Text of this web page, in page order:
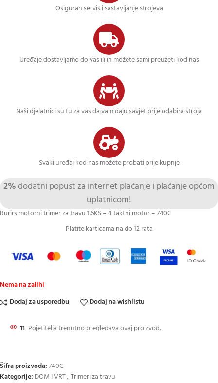
Osiguran servis i sastavljanje strojeva
Uređaje dostavljamo do vas ili ih možete sami preuzeti kod nas
Naši djelatnici su tu za vas da vam daju savjet prije odabira stroja
Svaki uređaj kod nas možete probati prije kupnje
2% dodatni popust za internet plaćanje i plaćanje općom
uplatnicom!
Rurirs motorni trimer za travu 1.6KS – 4 taktni motor – 740C
Platite karticama na do 12 rata
Nema na zalihi
Dodaj za usporedbu
Dodaj na wishlistu
11 Pojetitelja trenutno pregledava ovaj proizvod.
Šifra proizvoda:740C
Kategorije: DOM I VRT, Trimeri za travu